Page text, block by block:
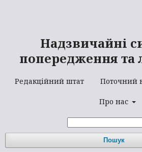
Надзвичайні
попередження та
Редакційний штат Поточний
Про нас
Пошук